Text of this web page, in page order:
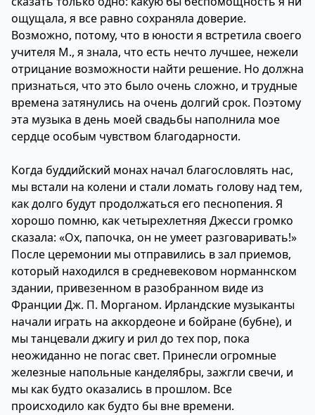
ощущала, я все равно сохраняла доверие.
Возможно, потому, что в юности я встретила своего
учителя М., я знала, что есть нечто лучшее, нежели
отрицание возможности найти решение. Но должна
признаться, что это было очень сложно, и трудные
времена затянулись на очень долгий срок. Поэтому
эта музыка в день моей свадьбы наполнила мое
сердце особым чувством благодарности.
Когда буддийский монах начал благословлять нас,
мы встали на колени и стали ломать голову над тем,
как долго будут продолжаться его песнопения. Я
хорошо помню, как четырехлетняя Джесси громко
сказала: «Ох, папочка, он не умеет разговаривать!»
После церемонии мы отправились в зал приемов,
который находился в средневековом норманнском
здании, привезенном в разобранном виде из
Франции Дж. П. Морганом. Ирландские музыканты
начали играть на аккордеоне и бойране (бубне), и
мы танцевали джигу и рил до тех пор, пока
неожиданно не погас свет. Принесли огромные
железные напольные канделябры, зажгли свечи, и
мы как будто оказались в прошлом. Все
происходило как будто бы вне времени.